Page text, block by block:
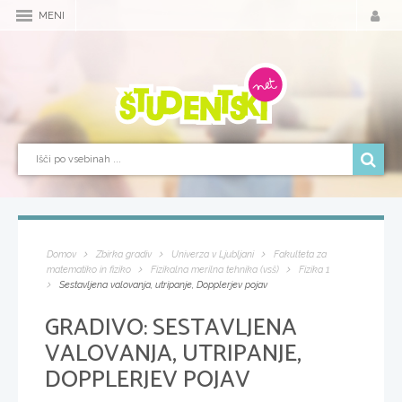
MENI
Domov Zbirka gradiv Univerza v Ljubljani
Fakulteta za
matematiko in fiziko
Fizikalna merilna tehnika (vsš)
Fizika 1
Sestavljena valovanja, utripanje, Dopplerjev pojav
GRADIVO:SESTAVLJENA
VALOVANJA, UTRIPANJE,
DOPPLERJEV POJAV